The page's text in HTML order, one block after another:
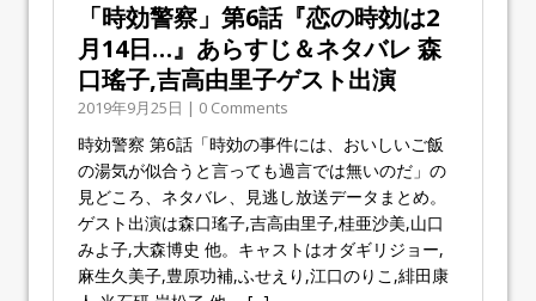
「時効警察」第6話『恋の時効は2
月14日…』あらすじ＆ネタバレ 森
口瑤子,吉高由里子ゲスト出演
2019年9月25日 | 0 Comments
時効警察 第6話「時効の事件には、おいしいご飯
の湯気が似合うと言っても過言では無いのだ」の
見どころ、ネタバレ、見逃し放送データまとめ。
ゲスト出演は森口瑤子,吉高由里子,桂亜沙美,山口
みよ子,大森博史 他。キャストはオダギリジョー,
麻生久美子,豊原功補,ふせえり,江口のりこ,緋田康